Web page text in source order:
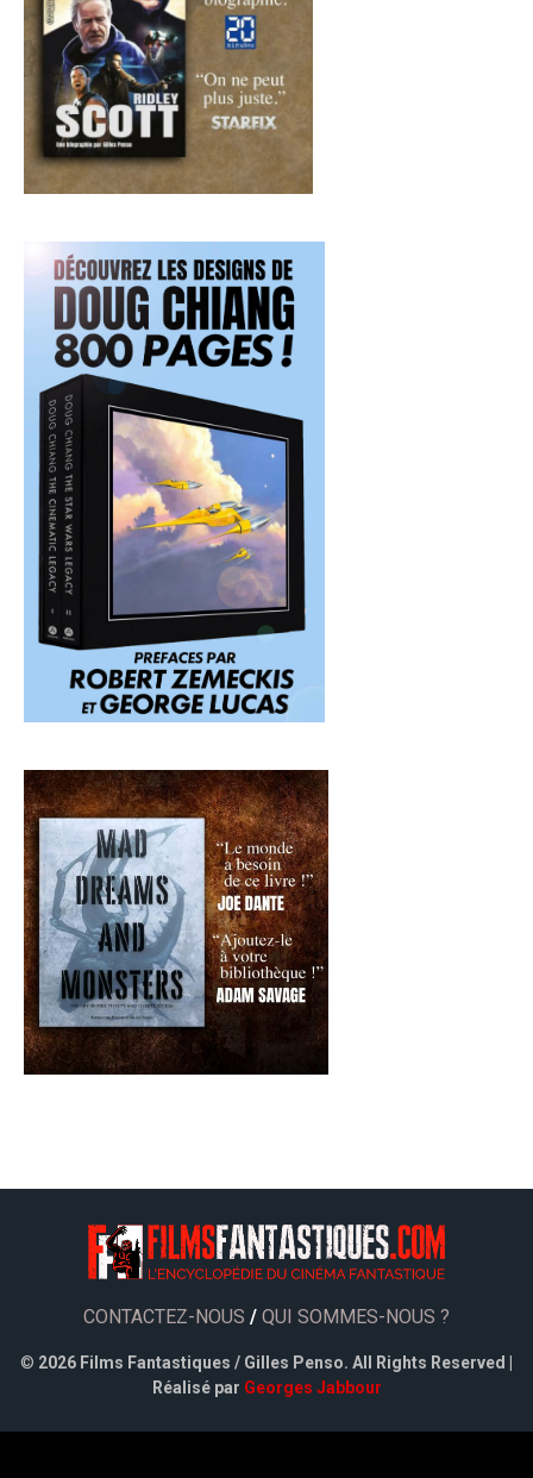
CONTACTEZ-NOUS / QUI SOMMES-NOUS ?
© 2026 Films Fantastiques / Gilles Penso. All Rights Reserved |
Réalisé par Georges Jabbour